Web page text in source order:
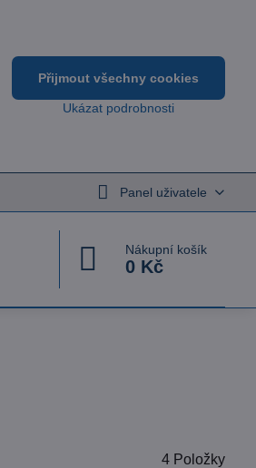
Panel uživatele
Nákupní košík
0 Kč
4 Položky
Ukázat podrobnosti
Přijmout všechny cookies